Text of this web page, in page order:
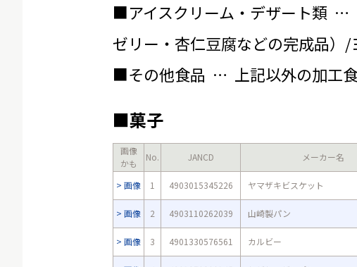
■アイスクリーム・デザート類 …
ゼリー・杏仁豆腐などの完成品）
■その他食品 … 上記以外の加工
■菓子
画像
かも
No. JANCD メーカー名
画像 1 4903015345226 ヤマザキビスケット
画像 2 4903110262039 山崎製パン
画像 3 4901330576561 カルビー